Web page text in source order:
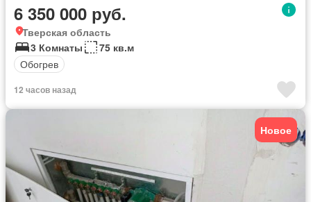
6 350 000 руб.
Тверская область
3 Комнаты
75 кв.м
Обогрев
12 часов назад
Новое